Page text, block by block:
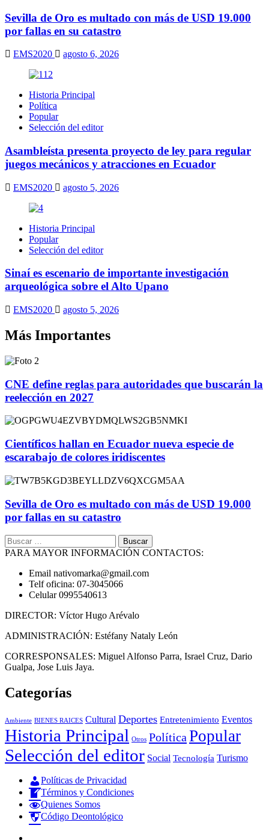
Sevilla de Oro es multado con más de USD 19.000
por fallas en su catastro
EMS2020 agosto 6, 2026
Historia Principal
Política
Popular
Selección del editor
Asambleísta presenta proyecto de ley para regular
juegos mecánicos y atracciones en Ecuador
EMS2020 agosto 5, 2026
Historia Principal
Popular
Selección del editor
Sinaí es escenario de importante investigación
arqueológica sobre el Alto Upano
EMS2020 agosto 5, 2026
Más Importantes
CNE define reglas para autoridades que buscarán la
reelección en 2027
Científicos hallan en Ecuador nueva especie de
escarabajo de colores iridiscentes
Sevilla de Oro es multado con más de USD 19.000
por fallas en su catastro
Buscar:
PARA MAYOR INFORMACIÓN CONTACTOS:
Email nativomarka@gmail.com
Telf oficina: 07-3045066
Celular 0995540613
DIRECTOR: Víctor Hugo Arévalo
ADMINISTRACIÓN: Estéfany Nataly León
CORRESPONSALES: Miguel Alfonso Parra, Israel Cruz, Dario
Gualpa, Jose Luis Jaya.
Categorías
Ambiente BIENES RAICES Cultural Deportes Entretenimiento Eventos
Historia Principal Otros Política Popular
Selección del editor Social Tecnología Turismo
Políticas de Privacidad
Términos y Condiciones
Quienes Somos
Código Deontológico